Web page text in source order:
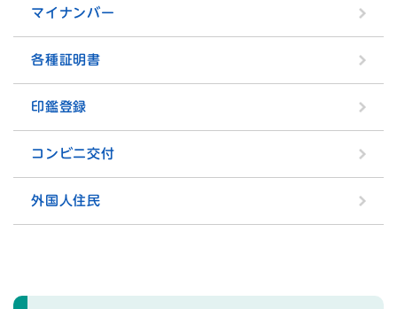
マイナンバー
各種証明書
印鑑登録
コンビニ交付
外国人住民